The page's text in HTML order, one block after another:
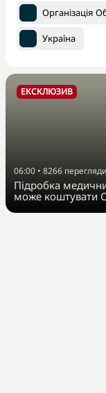
Організація
Україна
ЕКСКЛЮЗИВ
06:00 • 8266 перегляди
Підробка
може коштувати